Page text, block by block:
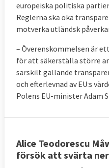
europeiska politiska
Reglerna ska öka
motverka utländsk
– Överenskommelsen är
för att säkerställa större
särskilt gällande
och efterlevnad av EU:s
Polens EU-minister Adam
Alice Teodorescu
försök att svärta